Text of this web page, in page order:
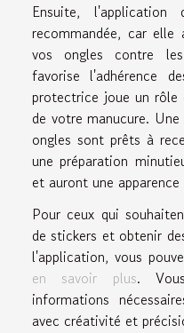
Ensuite,
recommandée, car
vos ongles contre
favorise l'adhérence
protectrice joue un rôle
de votre manucure.
ongles sont prêts à
une préparation
et auront une
Pour ceux qui
de stickers et obtenir
l'application, vous
en savoir plus.
informations
avec créativité et